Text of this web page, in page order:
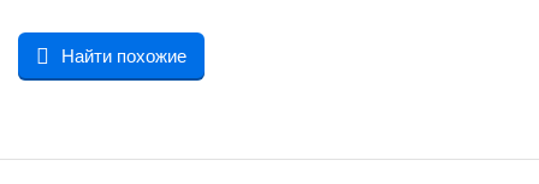
Найти похожие